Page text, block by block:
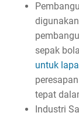
sepak
untuk
tepat
Industri